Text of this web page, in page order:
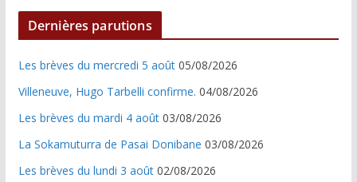
Dernières parutions
Les brèves du mercredi 5 août 05/08/2026
Villeneuve, Hugo Tarbelli confirme. 04/08/2026
Les brèves du mardi 4 août 03/08/2026
La Sokamuturra de Pasai Donibane 03/08/2026
Les brèves du lundi 3 août 02/08/2026